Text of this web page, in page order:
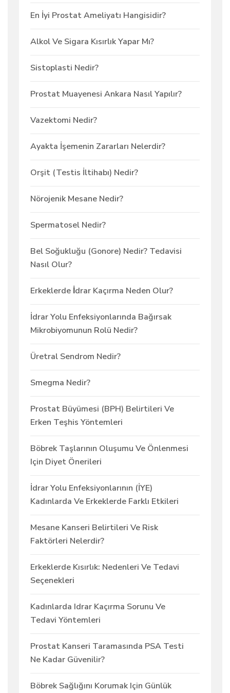
En İyi Prostat Ameliyatı Hangisidir?
Alkol Ve Sigara Kısırlık Yapar Mı?
Sistoplasti Nedir?
Prostat Muayenesi Ankara Nasıl Yapılır?
Vazektomi Nedir?
Ayakta İşemenin Zararları Nelerdir?
Orşit (Testis İltihabı) Nedir?
Nörojenik Mesane Nedir?
Spermatosel Nedir?
Bel Soğukluğu (Gonore) Nedir? Tedavisi
Nasıl Olur?
Erkeklerde İdrar Kaçırma Neden Olur?
İdrar Yolu Enfeksiyonlarında Bağırsak
Mikrobiyomunun Rolü Nedir?
Üretral Sendrom Nedir?
Smegma Nedir?
Prostat Büyümesi (BPH) Belirtileri Ve
Erken Teşhis Yöntemleri
Böbrek Taşlarının Oluşumu Ve Önlenmesi
Için Diyet Önerileri
İdrar Yolu Enfeksiyonlarının (İYE)
Kadınlarda Ve Erkeklerde Farklı Etkileri
Mesane Kanseri Belirtileri Ve Risk
Faktörleri Nelerdir?
Erkeklerde Kısırlık: Nedenleri Ve Tedavi
Seçenekleri
Kadınlarda Idrar Kaçırma Sorunu Ve
Tedavi Yöntemleri
Prostat Kanseri Taramasında PSA Testi
Ne Kadar Güvenilir?
Böbrek Sağlığını Korumak Için Günlük